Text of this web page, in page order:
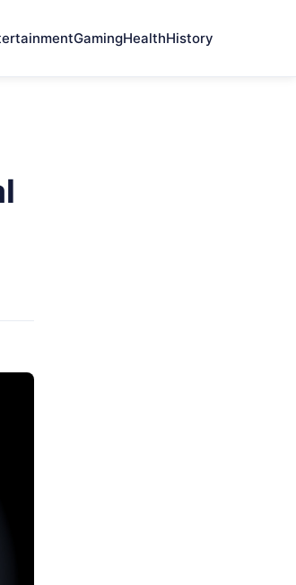
GamingHealthHistory